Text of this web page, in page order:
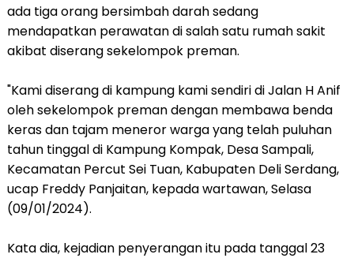
ada tiga orang bersimbah darah sedang
mendapatkan perawatan di salah satu rumah sakit
akibat diserang sekelompok preman.
"Kami diserang di kampung kami sendiri di Jalan H Anif
oleh sekelompok preman dengan membawa benda
keras dan tajam meneror warga yang telah puluhan
tahun tinggal di Kampung Kompak, Desa Sampali,
Kecamatan Percut Sei Tuan, Kabupaten Deli Serdang,
ucap Freddy Panjaitan, kepada wartawan, Selasa
(09/01/2024).
Kata dia, kejadian penyerangan itu pada tanggal 23